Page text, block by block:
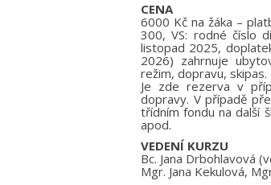
CENA
6000 Kč na žáka –
300, VS: rodné číslo
listopad 2025,
2026) zahrnuje
režim, dopravu, skipas.
Je zde rezerva v
dopravy. V případě
třídním fondu na další
apod.
VEDENÍ KURZU
Bc. Jana Drbohlavová
Mgr. Jana Kekulová,